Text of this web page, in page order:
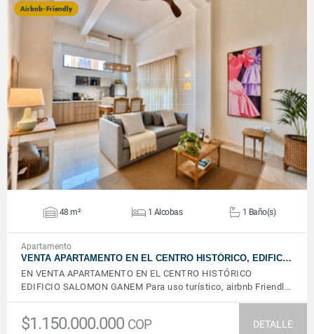
Airbnb-Friendly
VER DETALLES
48 m² 1 Alcobas 1 Baño(s)
Apartamento
VENTA APARTAMENTO EN EL CENTRO HISTÓRICO, EDIFIC…
EN VENTA APARTAMENTO EN EL CENTRO HISTÓRICO
EDIFICIO SALOMON GANEM Para uso turístico, airbnb Friendl…
$1.150.000.000 COP DETALLE